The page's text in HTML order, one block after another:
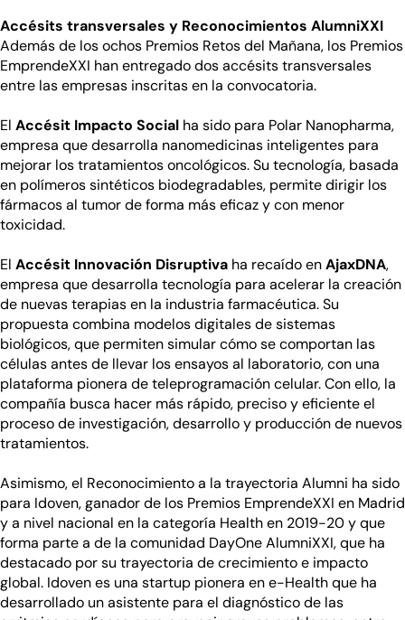
Accésits transversales y Reconocimientos AlumniXXI
Además de los ochos Premios Retos del Mañana, los Premios
EmprendeXXI han entregado dos accésits transversales
entre las empresas inscritas en la convocatoria.
El Accésit Impacto Social ha sido para Polar Nanopharma,
empresa que desarrolla nanomedicinas inteligentes para
mejorar los tratamientos oncológicos. Su tecnología, basada
en polímeros sintéticos biodegradables, permite dirigir los
fármacos al tumor de forma más eficaz y con menor
toxicidad.
El Accésit Innovación Disruptiva ha recaído enAjaxDNA,
empresa que desarrolla tecnología para acelerar la creación
de nuevas terapias en la industria farmacéutica. Su
propuesta combina modelos digitales de sistemas
biológicos, que permiten simular cómo se comportan las
células antes de llevar los ensayos al laboratorio, con una
plataforma pionera de teleprogramación celular. Con ello, la
compañía busca hacer más rápido, preciso y eficiente el
proceso de investigación, desarrollo y producción de nuevos
tratamientos.
Asimismo, el Reconocimiento a la trayectoria Alumni ha sido
para Idoven, ganador de los Premios EmprendeXXI en Madrid
y a nivel nacional en la categoría Health en 2019-20 y que
forma parte a de la comunidad DayOne AlumniXXI, que ha
destacado por su trayectoria de crecimiento e impacto
global. Idoven es una startup pionera en e-Health que ha
desarrollado un asistente para el diagnóstico de las